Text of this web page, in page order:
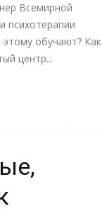
Всемирной
психотерапии
обучают? Как
центр...